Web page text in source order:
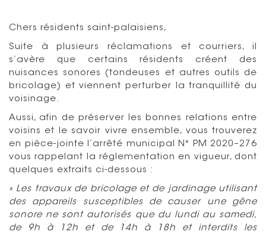
Chers résidents saint-palaisiens,
Suite à plusieurs réclamations et courriers, il
s’avère que certains résidents créent des
nuisances sonores (tondeuses et autres outils de
bricolage) et viennent perturber la tranquillité du
voisinage.
Aussi, afin de préserver les bonnes relations entre
voisins et le savoir vivre ensemble, vous trouverez
en pièce-jointe l’arrêté municipal N° PM 2020–276
vous rappelant la réglementation en vigueur, dont
quelques extraits ci-dessous :
« Les travaux de bricolage et de jardinage utilisant
des appareils susceptibles de causer une gêne
sonore ne sont autorisés que du lundi au samedi,
de 9h à 12h et de 14h à 18h et interdits les